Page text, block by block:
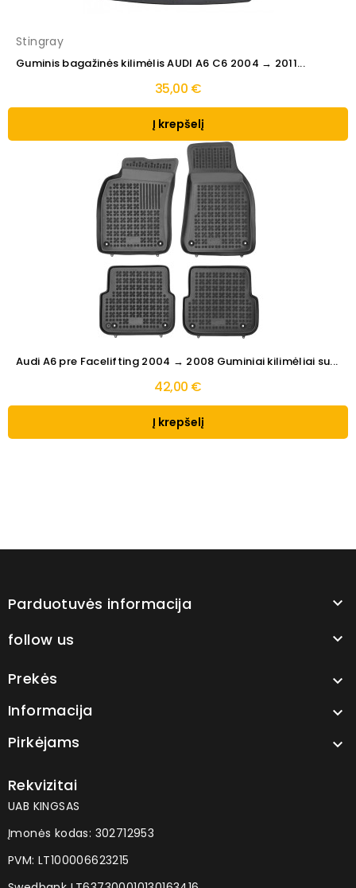
Stingray
Guminis bagažinės kilimėlis AUDI A6 C6 2004 → 2011...
35,00 €
Į krepšelį
Audi A6 pre Facelifting 2004 → 2008 Guminiai kilimėliai su...
42,00 €
Į krepšelį
Parduotuvės informacija 
follow us 
Prekės 
Informacija 
Pirkėjams 
Rekvizitai
UAB KINGSAS
Įmonės kodas: 302712953
PVM: LT100006623215